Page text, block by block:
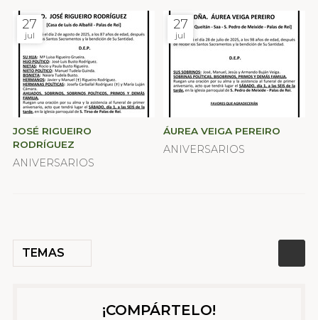
TEMAS
27
jul
JOSÉ RIGUEIRO
RODRÍGUEZ
ANIVERSARIOS
27
jul
ÁUREA VEIGA PEREIRO
ANIVERSARIOS
¡COMPÁRTELO!